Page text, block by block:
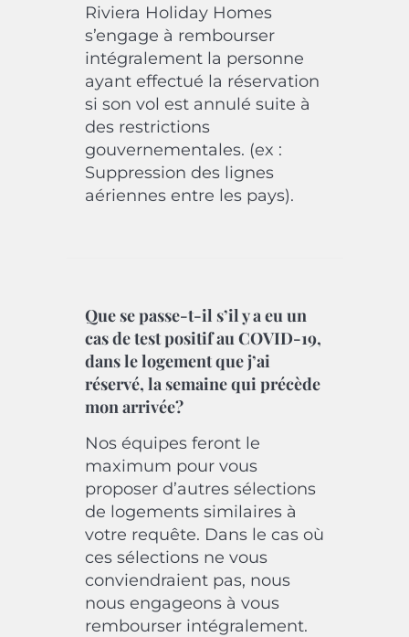
Riviera Holiday Homes
s’engage à rembourser
intégralement la personne
ayant effectué la réservation
si son vol est annulé suite à
des restrictions
gouvernementales. (ex :
Suppression des lignes
aériennes entre les pays).
Que se passe-t-il s’il y a eu un
cas de test positif au COVID-19,
dans le logement que j’ai
réservé, la semaine qui précède
mon arrivée?
Nos équipes feront le
maximum pour vous
proposer d’autres sélections
de logements similaires à
votre requête. Dans le cas où
ces sélections ne vous
conviendraient pas, nous
nous engageons à vous
rembourser intégralement.